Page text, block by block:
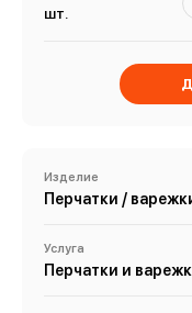
шт.
Изделие
Перчатки /
Услуга
Перчатки и